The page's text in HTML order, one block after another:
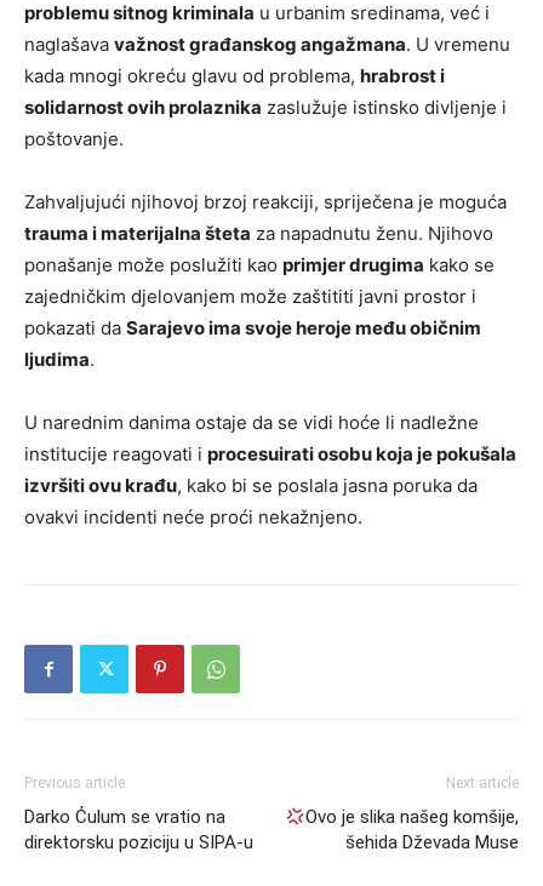
problemu sitnog kriminala u urbanim sredinama, već i
naglašava važnost građanskog angažmana. U vremenu
kada mnogi okreću glavu od problema, hrabrost i
solidarnost ovih prolaznika zaslužuje istinsko divljenje i
poštovanje.
Zahvaljujući njihovoj brzoj reakciji, spriječena je moguća
trauma i materijalna šteta za napadnutu ženu. Njihovo
ponašanje može poslužiti kao primjer drugima kako se
zajedničkim djelovanjem može zaštititi javni prostor i
pokazati da Sarajevo ima svoje heroje među običnim
ljudima.
U narednim danima ostaje da se vidi hoće li nadležne
institucije reagovati i procesuirati osobu koja je pokušala
izvršiti ovu krađu, kako bi se poslala jasna poruka da
ovakvi incidenti neće proći nekažnjeno.
Previous article
Darko Ćulum se vratio na
direktorsku poziciju u SIPA-u
Next article
Ovo je slika našeg komšije,
šehida Dževada Muse